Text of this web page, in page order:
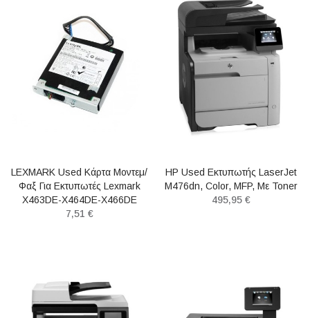
LEXMARK Used Κάρτα Μοντεμ/
Φαξ Για Εκτυπωτές Lexmark
X463DE-X464DE-X466DE
7,51 €
HP Used Εκτυπωτής LaserJet
M476dn, Color, MFP, Με Toner
495,95 €